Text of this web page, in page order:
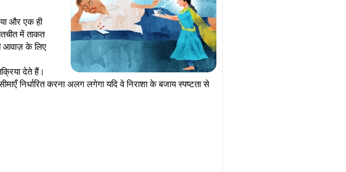
और एक ही
में ताकत
आवाज़ के लिए
देते हैं।
निर्धारित करना अलग लगेगा यदि वे निराशा के बजाय स्पष्टता से